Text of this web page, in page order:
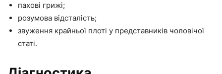
пахові грижі;
розумова відсталість;
звуження крайньої плоті у представників чоловічої
статі.